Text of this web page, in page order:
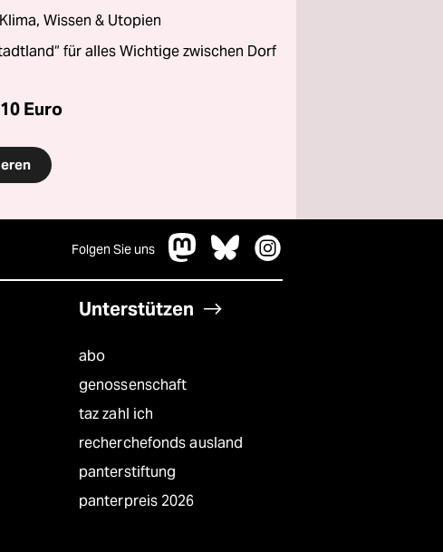
Wissen & Utopien
für alles Wichtige zwischen Dorf
10 Euro
Folgen Sie uns
Unterstützen
abo
genossenschaft
taz zahl ich
recherchefonds ausland
panterstiftung
panterpreis 2026